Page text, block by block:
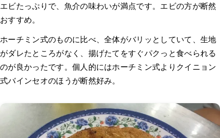
エビたっぷりで、魚介の味わいが満点です。エビの方が断然
おすすめ。
ホーチミン式のものに比べ、全体がバリッとしていて、生地
がダレたところがなく、揚げたてをすぐパクっと食べられる
のが良かったです。個人的にはホーチミン式よりクイニョン
式バインセオのほうが断然好み。